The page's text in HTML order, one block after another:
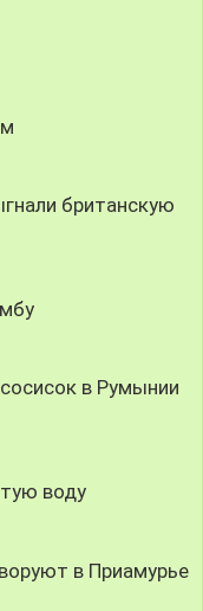
британскую
в Румынии
воду
в Приамурье